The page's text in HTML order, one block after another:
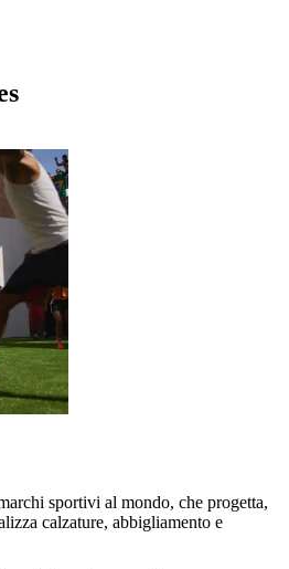
sportivi al mondo, che progetta,
calzature, abbigliamento e